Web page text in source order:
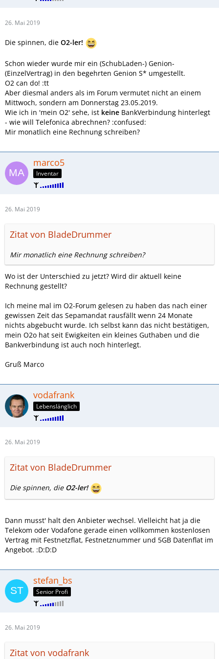
26. Mai 2019
Die spinnen, die O2-ler!
Schon wieder wurde mir ein (SchubLaden-) Genion-
(EinzelVertrag) in den begehrten Genion S* umgestellt.
O2 can do! :tt
Aber diesmal anders als im Forum vermutet nicht an einem
Mittwoch, sondern am Donnerstag 23.05.2019.
Wie ich in 'mein O2' sehe, ist keine BankVerbindung hinterlegt
- wie will Telefonica abrechnen? :confused:
Mir monatlich eine Rechnung schreiben?
marco5
Inventar
26. Mai 2019
Zitat von BladeDrummer
Mir monatlich eine Rechnung schreiben?
Wo ist der Unterschied zu jetzt? Wird dir aktuell keine
Rechnung gestellt?
Ich meine mal im O2-Forum gelesen zu haben das nach einer
gewissen Zeit das Sepamandat rausfällt wenn 24 Monate
nichts abgebucht wurde. Ich selbst kann das nicht bestätigen,
mein O2o hat seit Ewigkeiten ein kleines Guthaben und die
Bankverbindung ist auch noch hinterlegt.
Gruß Marco
vodafrank
Lebenslänglich
26. Mai 2019
Zitat von BladeDrummer
Die spinnen, die O2-ler!
Dann musst' halt den Anbieter wechsel. Vielleicht hat ja die
Telekom oder Vodafone gerade einen vollkommen kostenlosen
Vertrag mit Festnetzflat, Festnetznummer und 5GB Datenflat im
Angebot. :D:D:D
stefan_bs
Senior Profi
26. Mai 2019
Zitat von vodafrank